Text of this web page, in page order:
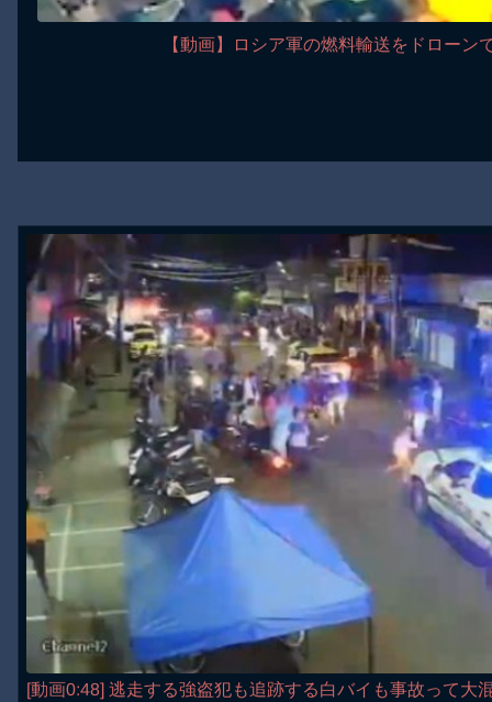
【動画】ロシア軍の燃料輸送をドローン
[動画0:48] 逃走する強盗犯も追跡する白バイも事故って大